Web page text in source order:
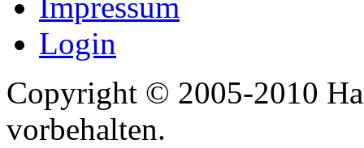
Impressum
Login
Copyright © 2005-2010
vorbehalten.